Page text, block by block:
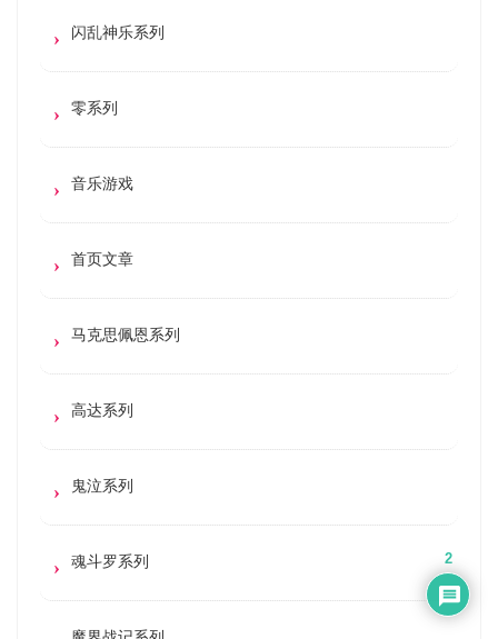
闪乱神乐系列
零系列
音乐游戏
首页文章
马克思佩恩系列
高达系列
鬼泣系列
魂斗罗系列 2